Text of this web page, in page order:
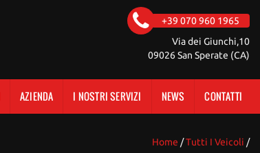
+39 070 960 1965
Via dei Giunchi,10
09026 San Sperate (CA)
AZIENDA I NOSTRI SERVIZI NEWS CONTATTI
Home /Tutti I Veicoli /